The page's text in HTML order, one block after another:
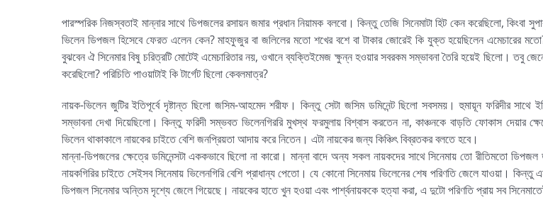
পারস্পরিক নিজস্বতাই মান্নার সাথে ডিপজলের রসায়ন জমার প্রধান নিয়ামক বলবো। কিন্তু তেজি সিনেমাটা হিট কেন করেছিলো, কিংবা
ভিলেন ডিপজল হিসেবে ফেরত এলেন কেন? মাহফুজুর বা জলিলের মতো শখের বশে বা টাকার জোরেই কি যুক্ত হয়েছিলেন এমেচারের মতো?
বুঝবেন ঐ সিনেমার বিষু চরিত্রটি মোটেই এমেচারিতার নয়, ওখানে ব্যক্তিইমেজ ক্ষুন্ন হওয়ার সবরকম সম্ভাবনা তৈরি হয়েই ছিলো। তবু
করেছিলো? পরিচিতি পাওয়াটাই কি টার্গেট ছিলো কেবলমাত্র?
নায়ক-ভিলেন জুটির ইতিপূর্বে দৃষ্টান্ত ছিলো জসিম-আহমেদ শরীফ। কিন্তু সেটা জসিম ডমিনেন্ট ছিলো সবসময়। হুমায়ূন ফরিদীর সাথে
সম্ভাবনা দেখা দিয়েছিলো। কিন্তু ফরিদী সম্ভবত ভিলেনগিররি মুখস্থ ফরমুলায় বিশ্বাস করতেন না, কাঞ্চনকে বাড়তি ফোকাস দেয়ার
ভিলেন থাকাকালে নায়কের চাইতে বেশি জনপ্রিয়তা আদায় করে নিতেন। এটা নায়কের জন্য কিঞ্চিৎ বিব্রতকর বলতে হবে।
মান্না-ডিপজলের ক্ষেত্রে ডমিনেন্সটা এককভাবে ছিলো না কারো। মান্না বাদে অন্য সকল নায়কদের সাথে সিনেমায় তো রীতিমতো
নায়কগিরির চাইতে সেইসব সিনেমায় ভিলেনগিরি বেশি প্রাধান্য পেতো। যে কোনো সিনেমায় ভিলেনের শেষ পরিণতি জেলে যাওয়া। কিন্তু
ডিপজল সিনেমার অন্তিম দৃশ্যে জেলে গিয়েছে। নায়কের হাতে খুন হওয়া এবং পার্শ্বনায়ককে হত্যা করা, এ দুটো পরিণতি প্রায় সব